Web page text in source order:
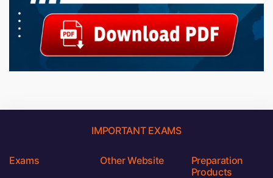
IMPORTANT EXAMS
Exams Other Website
Preparation
Products